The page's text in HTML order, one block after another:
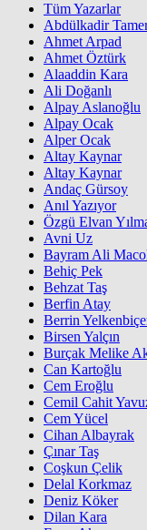
Tüm Yazarlar
Abdülkadir
Ahmet Arpad
Ahmet Öztürk
Alaaddin Kara
Ali Doğanlı
Alpay Aslanoğlu
Alpay Ocak
Alper Ocak
Altay Kaynar
Altay Kaynar
Andaç Gürsoy
Anıl Yazıyor
Özgü Elvan
Avni Uz
Bayram Ali
Behiç Pek
Behzat Taş
Berfin Atay
Berrin
Birsen Yalçın
Burçak Melike
Can Kartoğlu
Cem Eroğlu
Cemil Cahit
Cem Yücel
Cihan Albayrak
Çınar Taş
Coşkun Çelik
Delal Korkmaz
Deniz Köker
Dilan Kara